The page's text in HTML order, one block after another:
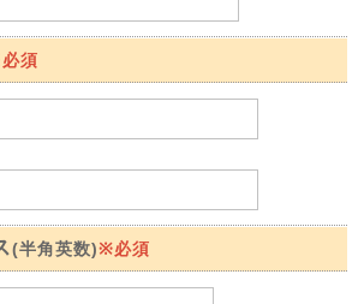
須
(半角英数)※必須